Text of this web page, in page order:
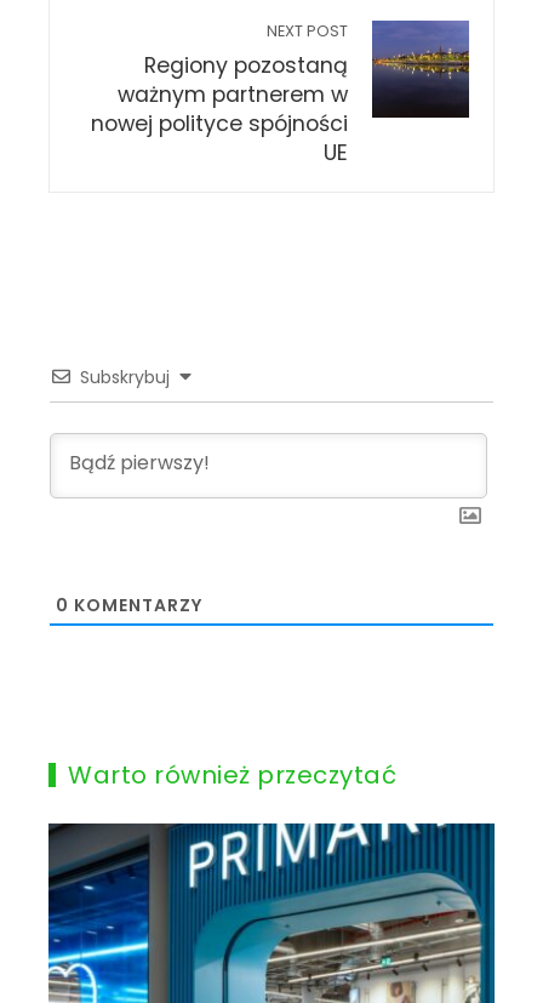
NEXT POST
Regiony pozostaną
ważnym partnerem w
nowej polityce spójności
UE
Subskrybuj
0 KOMENTARZY
Warto również przeczytać